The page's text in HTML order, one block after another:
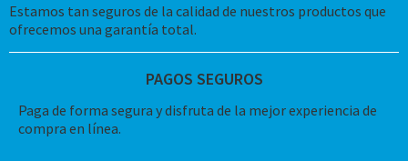
Estamos tan seguros de la calidad de nuestros productos que
ofrecemos una garantía total.
PAGOS SEGUROS
Paga de forma segura y disfruta de la mejor experiencia de
compra en línea.